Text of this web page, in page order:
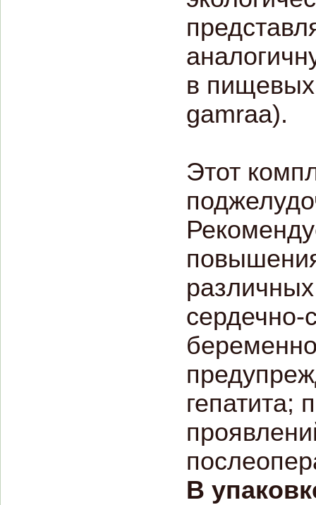
в пищевых
gamraa).
Этот
сердечно-
гепатита;
В